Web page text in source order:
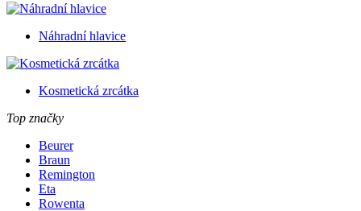
Náhradní hlavice
Kosmetická zrcátka
Top značky
Beurer
Braun
Remington
Eta
Rowenta